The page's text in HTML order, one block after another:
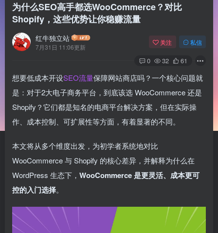
为什么SEO高手都选WooCommerce？对比
Shopify，这些优势让你稳赚流量
红牛独立站
7月31日 11:06更新
关注 私信
0 32 61
想要低成本开设SEO流量保障网站商店吗？一个核心问题就
是：对于2大电子商务平台，到底该选 WooCommerce 还是
Shopify？它们都是知名的电商平台解决方案，但在实际操
作、成本控制、可扩展性等方面，有着显著的不同。
本文将从多个维度出发，为初学者系统地对比
WooCommerce 与 Shopify 的核心差异，并解释为什么在
WordPress 生态下， WooCommerce 是更灵活、成本更可
控的入门选择。